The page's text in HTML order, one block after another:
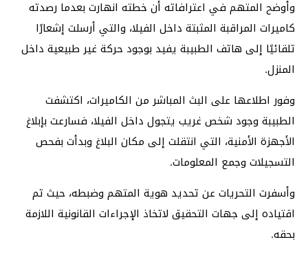
وأوضح المتهم في اعترافاته أن خطته انهارت بعدما رصدته
كاميرات المراقبة المثبتة داخل الفيلا، والتي أرسلت إشعارًا
تلقائيًا إلى هاتف الطبيبة يفيد بوجود حركة غير طبيعية داخل
المنزل.
وفور اطلاعها على البث المباشر من الكاميرات، اكتشفت
الطبيبة وجود شخص غريب يتجول داخل الفيلا، فسارعت بإبلاغ
الأجهزة الأمنية، التي انتقلت إلى مكان البلاغ وبدأت بفحص
التسجيلات وجمع المعلومات.
وأسفرت التحريات عن تحديد هوية المتهم وضبطه، حيث تم
اقتياده إلى جهات التحقيق لاتخاذ الإجراءات القانونية اللازمة
بحقه.